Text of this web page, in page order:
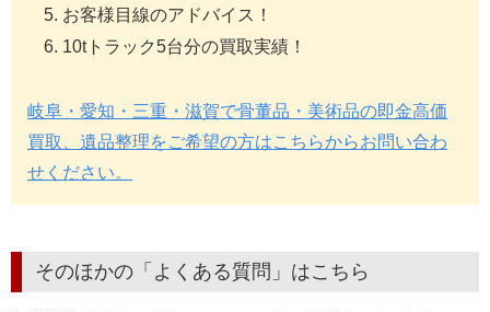
お客様目線のアドバイス！
10tトラック5台分の買取実績！
岐阜・愛知・三重・滋賀で骨董品・美術品の即金高価
買取、遺品整理をご希望の方はこちらからお問い合わ
せください。
そのほかの「よくある質問」はこちら